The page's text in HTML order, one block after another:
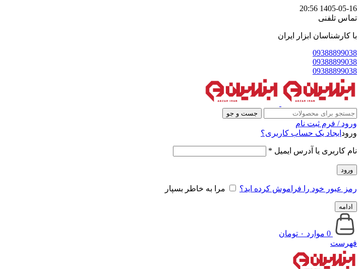
1405-05-16 20:56
تماس تلفنی
با کارشناسان ابزار ایران
09388899038
09388899038
09388899038
جست و جو
ورود / فرم ثبت نام
ورود ایجاد یک حساب کاربری؟
نام کاربری یا آدرس ایمیل *
ورود
رمز عبور خود را فراموش کرده اید؟ مرا به خاطر بسپار
ادامه
0 موارد ۰ تومان
فهرست